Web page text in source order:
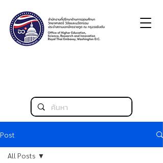
Post
All Posts